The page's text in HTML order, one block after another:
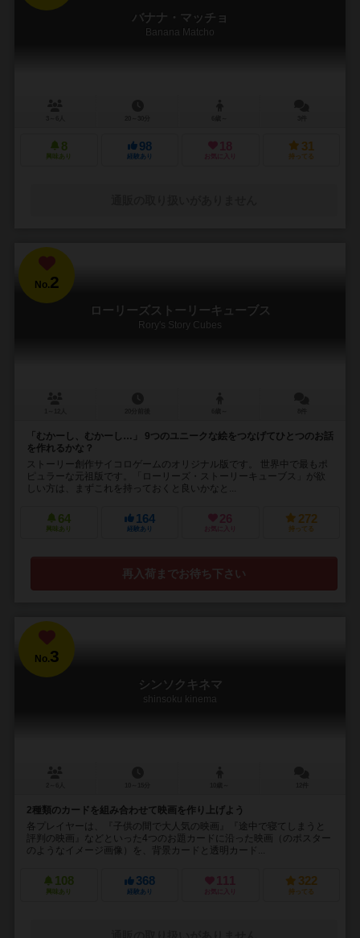
バナナ・マッチョ
Banana Matcho
8
興味あり
98
経験あり
18
お気に入り
31
持ってる
No.2
ローリーズストーリーキューブス
Rory's Story Cubes
「むかーし、むかーし…」 9つのユニークな絵をつなげてひとつのお話
を作れるかな？
ストーリー創作サイコロゲームのオリジナル版です。 世界中で最もポ
ピュラーな元祖版です。「ローリーズ・ストーリーキューブス」が欲
しい方は、まずこれを持っておくと良いかなと...
64
興味あり
164
経験あり
26
お気に入り
272
持ってる
再入荷までお待ち下さい
No.3
シンソクキネマ
shinsoku kinema
2種類のカードを組み合わせて映画を作り上げよう
各プレイヤーは、『子供の間で大人気の映画』『途中で寝てしまうと
評判の映画』などといった4つのお題カードに沿った映画（のポスター
のようなイメージ画像）を、背景カードと透明カード...
108
興味あり
368
経験あり
111
お気に入り
322
持ってる